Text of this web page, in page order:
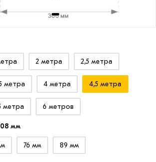
2 метра 2,5 метра
метра 4 метра 4,5 метра
метра 6 метров
мм
76 мм 89 мм